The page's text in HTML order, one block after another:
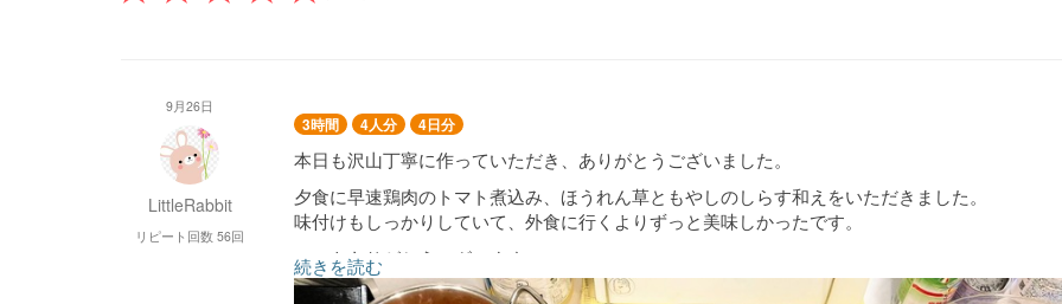
9月26日
LittleRabbit
リピート回数 56回
3時間 4人分 4日分
本日も沢山丁寧に作っていただき、ありがとうございました。
夕食に早速鶏肉のトマト煮込み、ほうれん草ともやしのしらす和えをいただきました。
味付けもしっかりしていて、外食に行くよりずっと美味しかったです。
いつもありがとうございます。
引き続き宜しくお願い致します。
続きを読む